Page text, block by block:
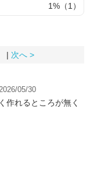
1%（1）
| 次へ >
05/30
作れるところが無く